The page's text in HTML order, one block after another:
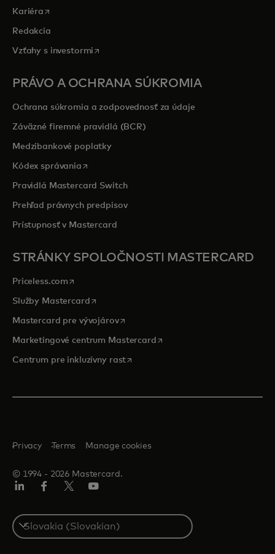
Kariéra opens in a new tab
Redakcia
Vzťahy s investormi opens in a new tab
PRÁVO A OCHRANA SÚKROMIA
Ochrana súkromia a zodpovednosť za údaje
Záväzné firemné pravidlá (BCR)
Medzibankové poplatky
Kódex správaniaopens in a new tab
Pravidlá Mastercard Switch
Prehľad právnych predpisov
Prístupnosť v Mastercard
STRÁNKY SPOLOČNOSTI MASTERCARD
Priceless.com opens in a new tab
Služby Mastercardopens in a new tab
Mastercard pre vývojárovopens in a new tab
Marketingové centrum Mastercardopens in a new tab
Centrum pre inkluzívny rastopens in a new tab
© 1994 ‑ 2026 Mastercard.
Privacy Terms Manage cookies
Select
a
country